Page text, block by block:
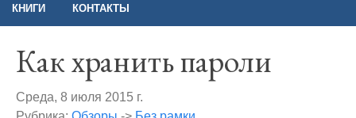
КНИГИ КОНТАКТЫ
Как хранить пароли
Среда, 8 июля 2015 г.